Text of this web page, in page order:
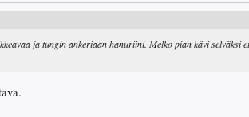
ja tungin ankeriaan hanuriini. Melko pian kävi selväksi